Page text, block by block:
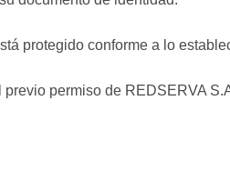
protegido conforme a lo
permiso de REDSERVA